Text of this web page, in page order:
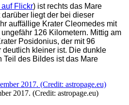
auf Flickr) ist rechts das Mare
liegt der bei dieser
auffällige Krater Cleomedes mit
126 Kilometern. Mittig am
Posidonius, der mit 96
deutlich kleiner ist. Die dunkle
Teil des Bildes ist das Mare
2017. (Credit: astropage.eu)